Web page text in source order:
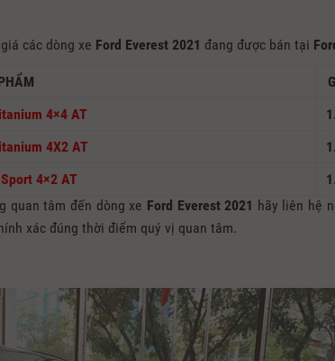
các dòng xe Ford Everest 2021 đang được bán tại
4×4 AT
4X2 AT
4×2 AT
quan tâm đến dòng xe Ford Everest 2021 hãy liên hệ
xác đúng thời điểm quý vị quan tâm.